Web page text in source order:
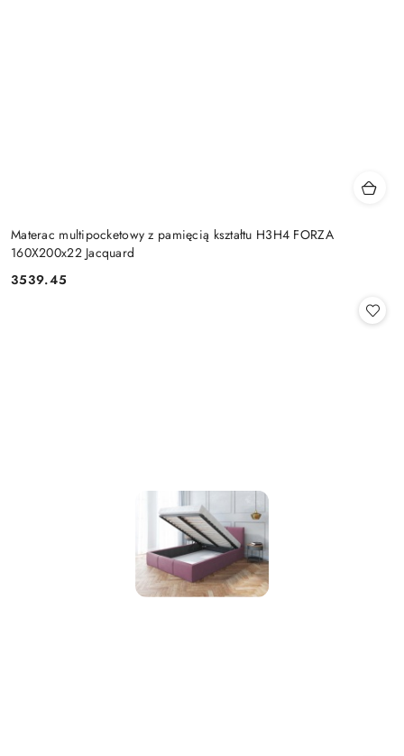
Materac multipocketowy z pamięcią kształtu H3H4 FORZA
160X200x22 Jacquard
Cena:
3539.45